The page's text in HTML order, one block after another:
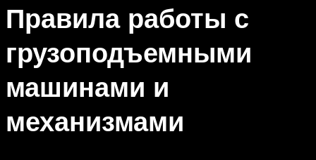
Правила работы с
грузоподъемными
машинами и
механизмами